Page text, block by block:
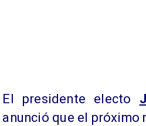
El presidente electo
anunció que el próximo